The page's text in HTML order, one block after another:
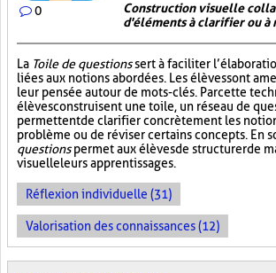
0
Construction visuelle
d'éléments à clarifier ou à
La Toile de questionssert à faciliter
liées aux notions abordées. Les élèves sont
leur pensée autour de mots-clés. Par cette
élèves construisent une toile, un réseau de
permettent de clarifier concrètement les
problème ou de réviser certains concepts. En
questionspermet aux élèves de structurer de
visuelle leurs apprentissages.
Réflexion individuelle (31)
Valorisation des connaissances (12)